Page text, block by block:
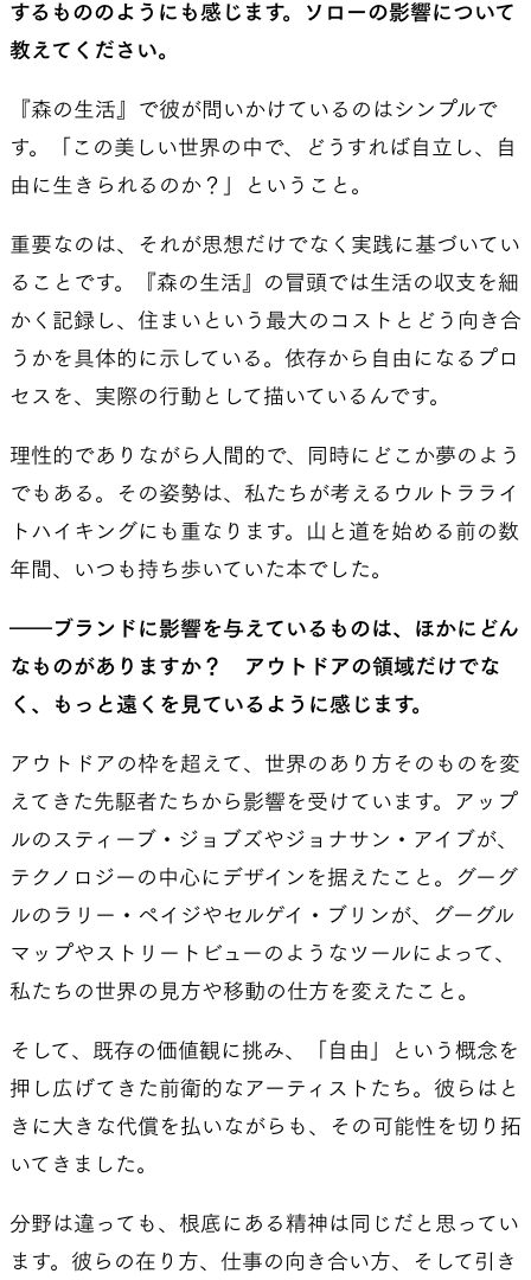
するもののようにも感じます。ソローの影響について
教えてください。
『森の生活』で彼が問いかけているのはシンプルで
す。「この美しい世界の中で、どうすれば自立し、自
由に生きられるのか？」ということ。
重要なのは、それが思想だけでなく実践に基づいてい
ることです。『森の生活』の冒頭では生活の収支を細
かく記録し、住まいという最大のコストとどう向き合
うかを具体的に示している。依存から自由になるプロ
セスを、実際の行動として描いているんです。
理性的でありながら人間的で、同時にどこか夢のよう
でもある。その姿勢は、私たちが考えるウルトラライ
トハイキングにも重なります。山と道を始める前の数
年間、いつも持ち歩いていた本でした。
――ブランドに影響を与えているものは、ほかにどん
なものがありますか？ アウトドアの領域だけでな
く、もっと遠くを見ているように感じます。
アウトドアの枠を超えて、世界のあり方そのものを変
えてきた先駆者たちから影響を受けています。アップ
ルのスティーブ・ジョブズやジョナサン・アイブが、
テクノロジーの中心にデザインを据えたこと。グーグ
ルのラリー・ペイジやセルゲイ・ブリンが、グーグル
マップやストリートビューのようなツールによって、
私たちの世界の見方や移動の仕方を変えたこと。
そして、既存の価値観に挑み、「自由」という概念を
押し広げてきた前衛的なアーティストたち。彼らはと
きに大きな代償を払いながらも、その可能性を切り拓
いてきました。
分野は違っても、根底にある精神は同じだと思ってい
ます。彼らの在り方、仕事の向き合い方、そして引き